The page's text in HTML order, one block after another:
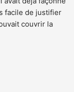
facile de justifier
couvrir la